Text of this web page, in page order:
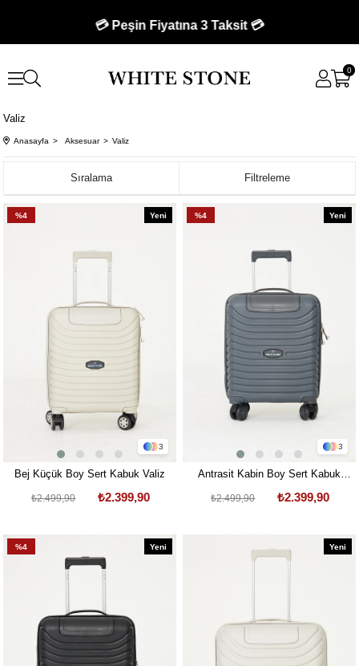
💳 Peşin Fiyatına 3 Taksit 💳
0
Valiz
Anasayfa Aksesuar Valiz
Filtreleme
Sıralama
3
%4
Yeni
Bej Küçük Boy Sert Kabuk Valiz
₺2.399,90
₺2.499,90
3
%4
Yeni
Antrasit Kabin Boy Sert Kabuk
₺2.399,90
₺2.499,90
%4
Yeni
Yeni